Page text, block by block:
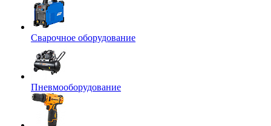
Сварочное оборудование
Пневмооборудование